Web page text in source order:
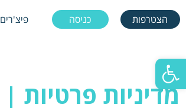
פתח סרגל נגישות
Skip
content
הצטרפות כניסה פיצ'רים הצטרפות כניסה פיצ'רים
מדיניות פרטיות | powerdoc